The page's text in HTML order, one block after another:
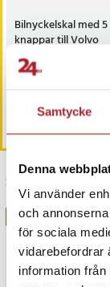
Samtycke
Denna
Vi använder
och
för sociala
vidarebefordrar
information
Bilnyckelskal med 5
knappar till Volvo
Pris:149 kr
149 kr
Köp
Senast besökta
BÄSTSÄLJARE